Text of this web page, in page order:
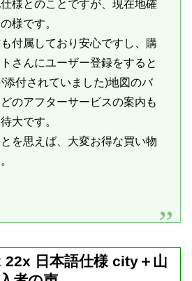
様とのことですが、現在地確
様です。
付属しており安心ですし、購
さんにユーザー登録をすると
添付されていました)地図のバ
のアフターサービスの案内も
大です。
を思えば、大変お得な買い物
日本語仕様 city＋山